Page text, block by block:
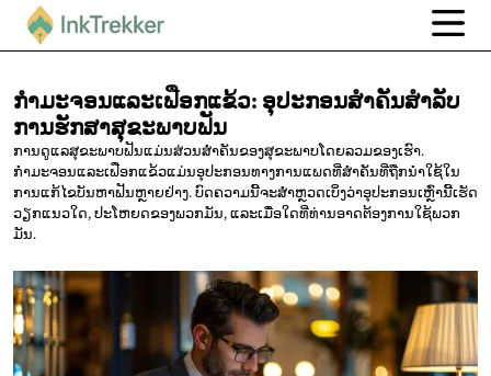
ກໍາມະຈອນແລະເຟືອກແຂ້ວ: ອຸປະກອນສໍາຄັນສໍາລັບ
ການຮັກສາສຸຂະພາບຟັນ
ການດູແລສຸຂະພາບຟັນແມ່ນສ່ວນສໍາຄັນຂອງສຸຂະພາບໂດຍລວມຂອງເຮົາ.
ກໍາມະຈອນແລະເຟືອກແຂ້ວແມ່ນອຸປະກອນທາງການແພດທີ່ສໍາຄັນທີ່ຖືກນໍາໃຊ້ໃນ
ການແກ້ໄຂບັນຫາຟັນຫຼາຍຢ່າງ. ບົດຄວາມນີ້ຈະສໍາຫຼວດເບິ່ງວ່າອຸປະກອນເຫຼົ່ານີ້ເຮັດ
ວຽກແນວໃດ, ປະໂຫຍດຂອງພວກມັນ, ແລະເມື່ອໃດທີ່ທ່ານອາດຕ້ອງການໃຊ້ພວກ
ມັນ.